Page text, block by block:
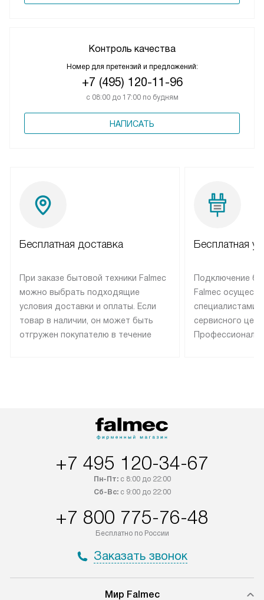
Контроль качества
Номер для претензий и предложений:
+7 (495) 120-11-96
с 08:00 до 17:00 по будням
НАПИСАТЬ
Бесплатная доставка
При заказе бытовой техники Falmec
можно выбрать подходящие
условия доставки и оплаты. Если
товар в наличии, он может быть
отгружен покупателю в течение
Бесплатная
Подключение
Falmec
специалистами
сервисного
+7 495 120-34-67
Пн-Пт:с 8:00 до 22:00
Сб-Вс:с 9:00 до 22:00
+7 800 775-76-48
Бесплатно по России
Заказать звонок
Мир Falmec